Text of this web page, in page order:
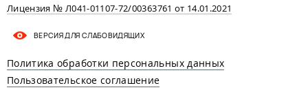
Лицензия № Л041-01107-72/00363761 от 14.01.2021
ВЕРСИЯ ДЛЯ СЛАБОВИДЯЩИХ
Политика обработки персональных данных
Пользовательское соглашение